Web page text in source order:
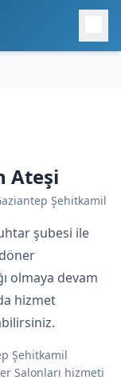
Ateşi
Şehitkamil
şubesi ile
olmaya devam
hizmet
Şehitkamil
Salonları hizmeti